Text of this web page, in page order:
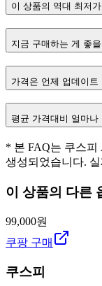
이 상품의 역대 최저
지금 구매하는 게 좋
가격은 언제 업데이트
평균 가격대비 얼마나
* 본 FAQ는 쿠스
생성되었습니다.
이 상품의 다른
99,000원
쿠팡 구매
쿠스피